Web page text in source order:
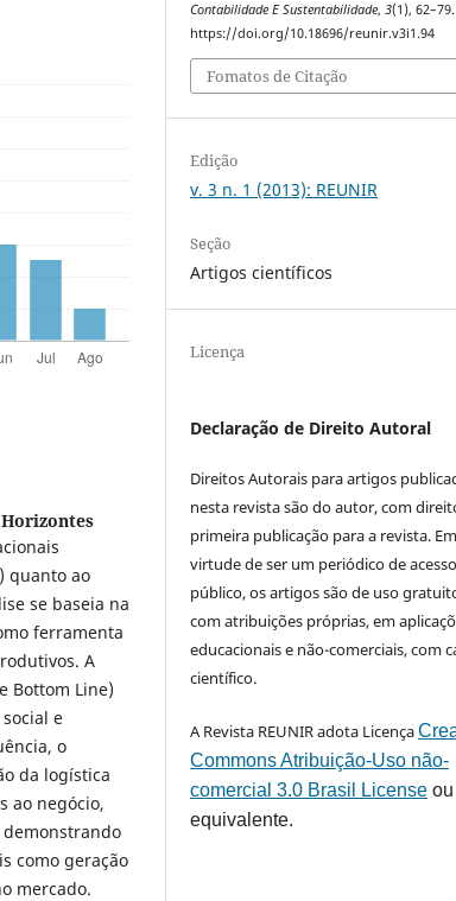
Horizontes
quanto ao
se baseia na
ferramenta
A
Bottom Line)
e
o
da logística
ao negócio,
como geração
mercado.
Contabilidade E Sustentabilidade,3(1), 62–79.
https://doi.org/10.18696/reunir.v3i1.94
Fomatos de Citação
Edição
v. 3 n. 1 (2013): REUNIR
Seção
Artigos científicos
Licença
Declaração de Direito Autoral
Direitos Autorais para artigos
nesta revista são do autor, com
primeira publicação para a revista. Em
virtude de ser um periódico de acesso
público, os artigos são de uso
com atribuições próprias, em
educacionais e não-comerciais, com
científico.
A Revista REUNIR adota Licença
Commons Atribuição-Uso não-
comercial 3.0 Brasil License
equivalente.